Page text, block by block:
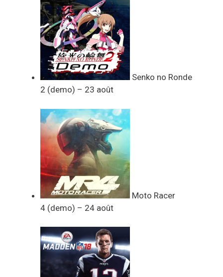
Senko no Ronde
2 (demo) – 23 août
Moto Racer
4 (demo) – 24 août